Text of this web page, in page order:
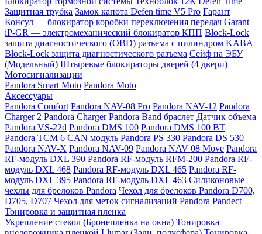
Защитная трубка Замок капота Defen time V5 Pro Гарант
Консул — блокиратор коробки переключения передач Garant
iP-GR — электромеханический блокиратор КПП Block-Lock
защита диагностического (OBD) разъема с цилиндром KABA
Block-Lock защита диагностического разъема Сейф на ЭБУ
(Модельный) Штыревые блокираторы дверей (4 двери)
Мотосигнализации
Pandora Smart Moto Pandora Moto
Аксессуары
Pandora Comfort Pandora NAV-08 Pro Pandora NAV-12 Pandora
Charger 2 Pandora Charger Pandora Band браслет Датчик объема
Pandora VS-22d Pandora DMS 100 Pandora DMS 100 BT
Pandora TCM 6 CAN модуль Pandora PS 330 Pandora DS 530
Pandora NAV-X Pandora NAV-09 Pandora NAV 08 Move Pandora
RF-модуль DXL 390 Pandora RF-модуль RFM-200 Pandora RF-
модуль DXL 468 Pandora RF-модуль DXL 465 Pandora RF-
модуль DXL 395 Pandora RF-модуль DXL 463 Силиконовые
чехлы для брелоков Pandora Чехол для брелоков Pandora D700,
D705, D707 Чехол для меток сигнализаций Pandora Pandect
Тонировка и защитная пленка
Укрепление стекол (Бронепленка на окна) Тонировка